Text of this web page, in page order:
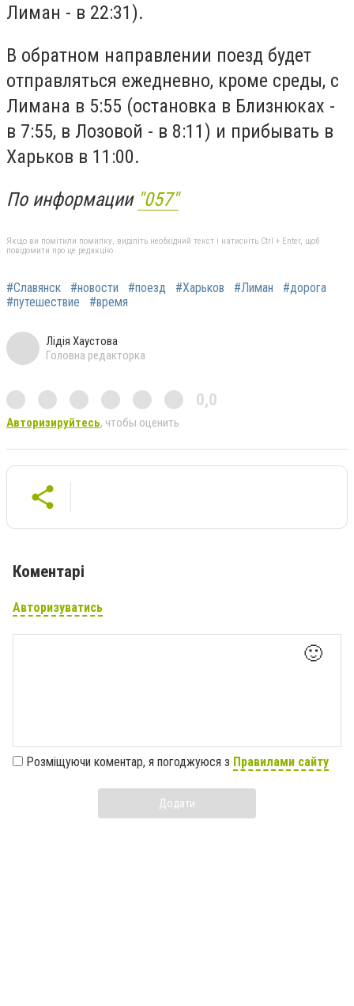
Лиман - в 22:31).
В обратном направлении поезд будет
отправляться ежедневно, кроме среды, с
Лимана в 5:55 (остановка в Близнюках -
в 7:55, в Лозовой - в 8:11) и прибывать в
Харьков в 11:00.
По информации "057"
Якщо ви помітили помилку, виділіть необхідний текст і натисніть Ctrl + Enter, щоб
повідомити про це редакцію
#Славянск #новости #поезд #Харьков #Лиман
#дорога
#путешествие
#время
Лідія Хаустова
Головна редакторка
0,0
Авторизируйтесь, чтобы оценить
Коментарі
Авторизуватись
🙂
Розміщуючи коментар, я погоджуюся з Правилами сайту
Додати